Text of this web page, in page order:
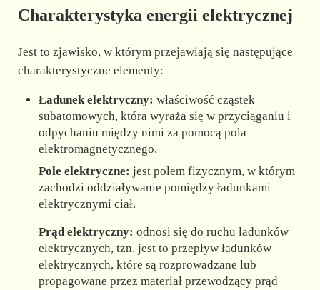
Charakterystyka energii elektrycznej
Jest to zjawisko, w którym przejawiają się następujące
charakterystyczne elementy:
Ładunek elektryczny: właściwość cząstek
subatomowych, która wyraża się w przyciąganiu i
odpychaniu między nimi za pomocą pola
elektromagnetycznego.
Pole elektryczne: jest polem fizycznym, w którym
zachodzi oddziaływanie pomiędzy ładunkami
elektrycznymi ciał.
Prąd elektryczny: odnosi się do ruchu ładunków
elektrycznych, tzn. jest to przepływ ładunków
elektrycznych, które są rozprowadzane lub
propagowane przez materiał przewodzący prąd